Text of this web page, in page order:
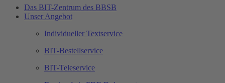
Das BIT-Zentrum des BBSB
Unser Angebot
Individueller Textservice
BIT-Bestellservice
BIT-Teleservice